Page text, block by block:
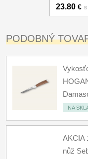
23.80 €
PODOBNÝ
NA
AKCIA
nůž